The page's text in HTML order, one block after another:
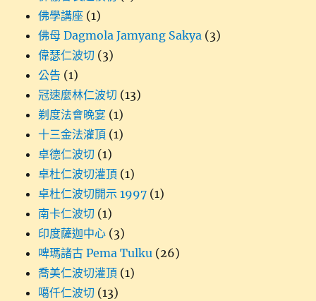
佛學講座 (1)
佛母 Dagmola Jamyang Sakya (3)
偉瑟仁波切 (3)
公告 (1)
冠速麼林仁波切 (13)
剃度法會晚宴 (1)
十三金法灌頂 (1)
卓德仁波切 (1)
卓杜仁波切灌頂 (1)
卓杜仁波切開示 1997 (1)
南卡仁波切 (1)
印度薩迦中心 (3)
啤瑪諸古 Pema Tulku (26)
喬美仁波切灌頂 (1)
噶仟仁波切 (13)